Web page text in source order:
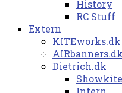
History
RC Stuff
Extern
KITEworks.dk
AIRbanners.dk
Dietrich.dk